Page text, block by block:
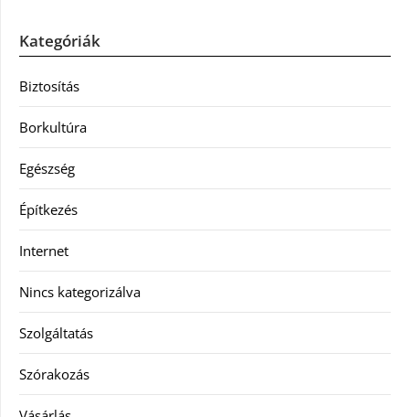
Kategóriák
Biztosítás
Borkultúra
Egészség
Építkezés
Internet
Nincs kategorizálva
Szolgáltatás
Szórakozás